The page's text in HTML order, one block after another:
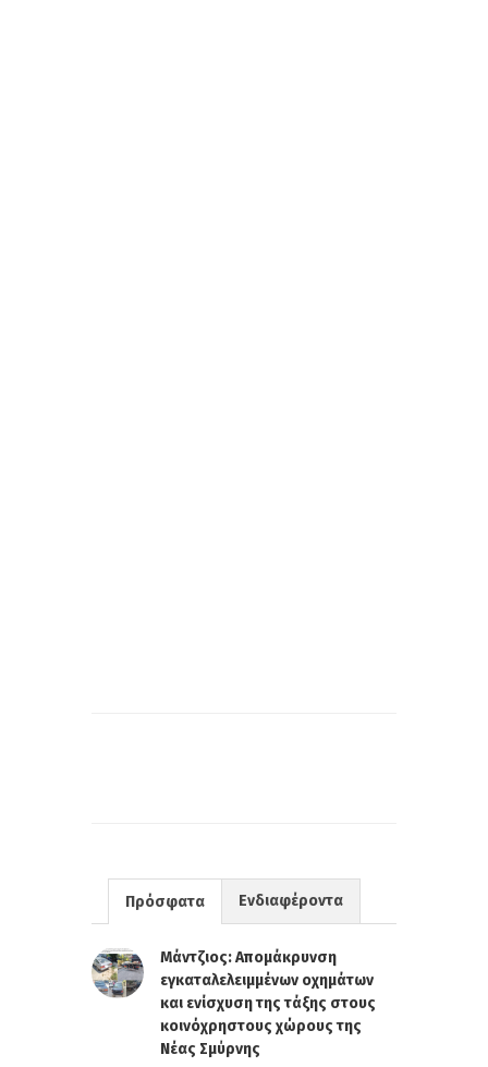
Πρόσφατα Ενδιαφέροντα
Μάντζιος: Απομάκρυνση
εγκαταλελειμμένων οχημάτων
και ενίσχυση της τάξης στους
κοινόχρηστους χώρους της
Νέας Σμύρνης